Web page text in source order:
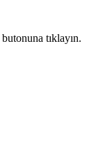
butonuna tıklayın.